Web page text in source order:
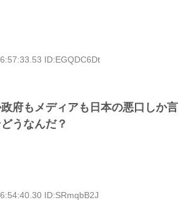
ID:EGQDC6Dt
府もメディアも日本の悪口しか言
うなんだ？
ID:SRmqbB2J